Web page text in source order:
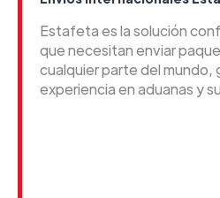
Estafeta es la solución
que necesitan enviar
cualquier parte del mundo,
experiencia en aduanas y